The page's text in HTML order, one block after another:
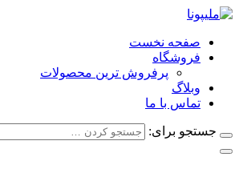
صفحه نخست
فروشگاه
پرفروش ترین محصولات
وبلاگ
تماس با ما
جستجو برای: